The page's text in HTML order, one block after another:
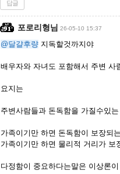
답글
포로리형님 26-05-10 15:37
@달걀후량 지독할것까지야
배우자와 자녀도 포함해서 주변 사
요지는
주변사람들과 돈독함을 가질수있
가족이기만 하면 돈독함이 보장되
가족이기만 하면 물리적 거리가 보
다정함이 중요하다는말은 이상론이